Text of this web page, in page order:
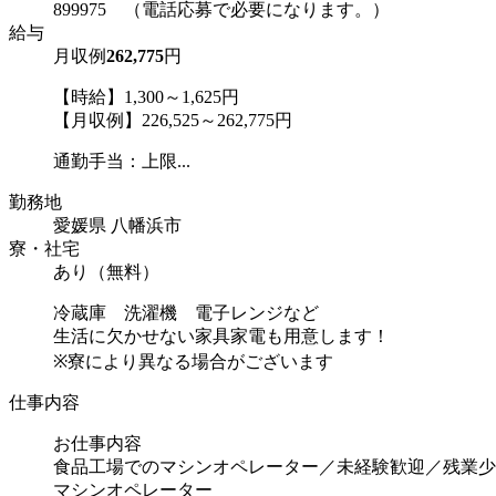
899975 （電話応募で必要になります。）
給与
月収例262,775円
【時給】1,300～1,625円
【月収例】226,525～262,775円
通勤手当：上限...
勤務地
愛媛県 八幡浜市
寮・社宅
あり（無料）
冷蔵庫 洗濯機 電子レンジなど
生活に欠かせない家具家電も用意します！
※寮により異なる場合がございます
仕事内容
お仕事内容
食品工場でのマシンオペレーター／未経験歓迎／残業
マシンオペレーター